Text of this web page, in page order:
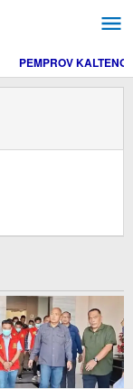
PEMPROV KALTENG